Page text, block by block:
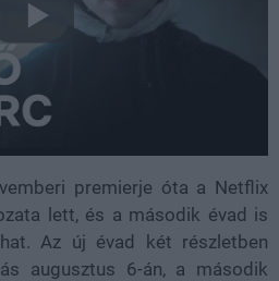
premierje óta a Netflix
lett, és a második évad is
Az új évad két részletben
augusztus 6-án, a második